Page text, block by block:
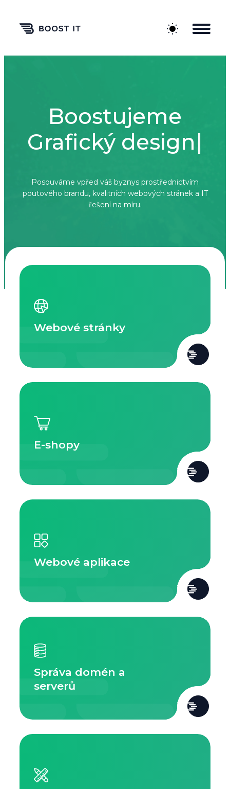
Boostujeme
Grafcký design|
Posouváme vpřed váš byznys prostřednictvím
poutového brandu, kvalitních webových stránek a IT
řešení na míru.
Webové stránky
E-shopy
Webové aplikace
Správa domén a
serverů